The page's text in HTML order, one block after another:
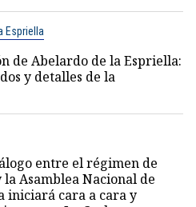
Espriella
de Abelardo de la Espriella:
y detalles de la
entre el régimen de
Asamblea Nacional de
iniciará cara a cara y